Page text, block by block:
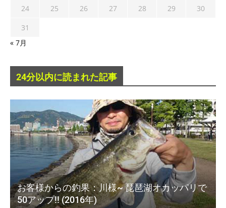
24
25 26 27 28 29
30
31
« 7月
24分以内に読まれた記事
お客様からの釣果：川様~ 琵琶湖オカッパリで
50アップ!! (2016年)